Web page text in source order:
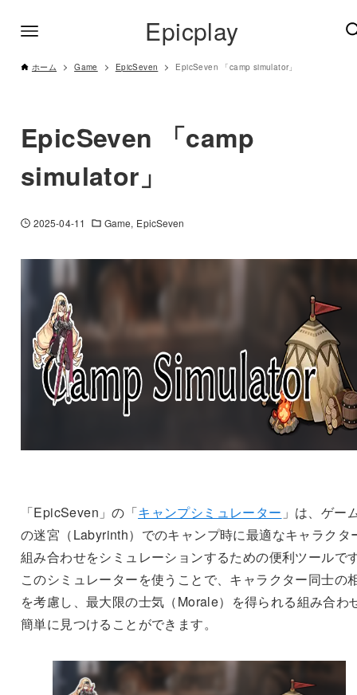
Epicplay
ホーム Game EpicSeven EpicSeven 「camp simulator」
EpicSeven 「camp
simulator」
2025-04-11 Game EpicSeven
「EpicSeven」の「キャンプシミュレーター 」は、ゲー
の迷宮（Labyrinth）でのキャンプ時に最適なキャラクタ
組み合わせをシミュレーションするための便利ツールで
このシミュレーターを使うことで、キャラクター同士の
を考慮し、最大限の士気（Morale）を得られる組み合わ
簡単に見つけることができます。